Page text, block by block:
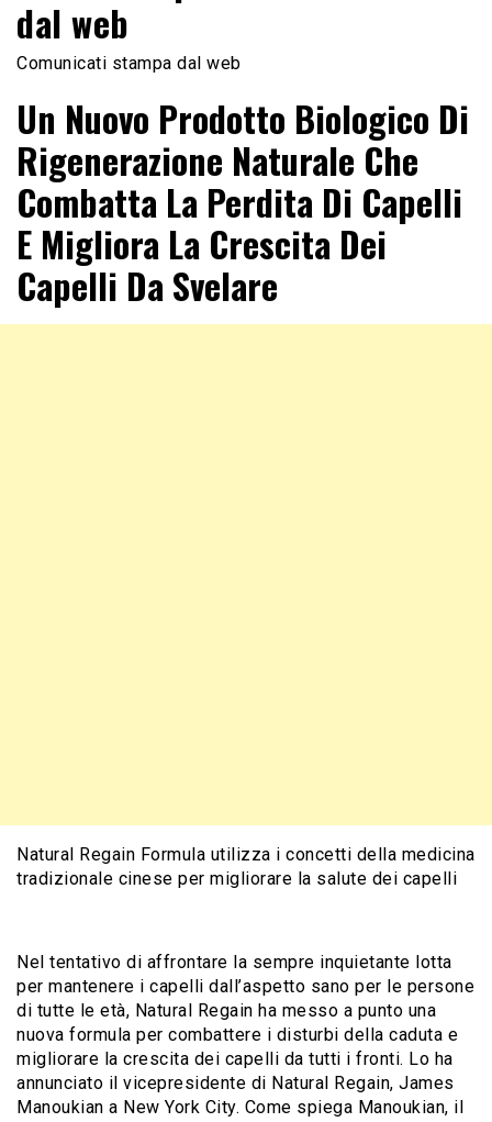
dal web
Comunicati stampa dal web
Un Nuovo Prodotto Biologico Di
Rigenerazione Naturale Che
Combatta La Perdita Di Capelli
E Migliora La Crescita Dei
Capelli Da Svelare
Natural Regain Formula utilizza i concetti della medicina
tradizionale cinese per migliorare la salute dei capelli
Nel tentativo di affrontare la sempre inquietante lotta
per mantenere i capelli dall’aspetto sano per le persone
di tutte le età, Natural Regain ha messo a punto una
nuova formula per combattere i disturbi della caduta e
migliorare la crescita dei capelli da tutti i fronti. Lo ha
annunciato il vicepresidente di Natural Regain, James
Manoukian a New York City. Come spiega Manoukian, il